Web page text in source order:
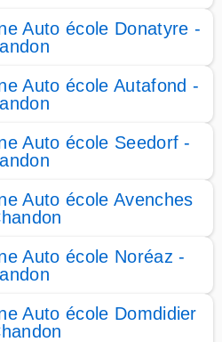
Auto école Donatyre -
Auto école Autafond -
Auto école Seedorf -
Auto école Avenches
Auto école Noréaz -
Auto école Domdidier